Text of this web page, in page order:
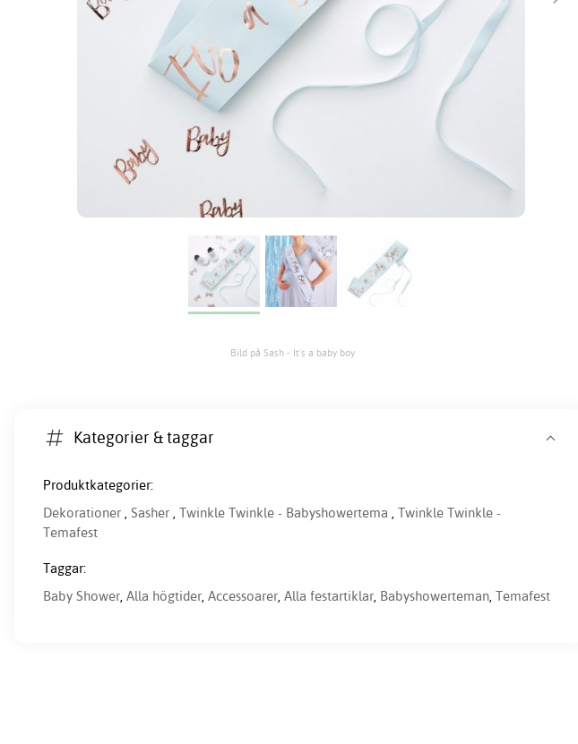
Bild på Sash - It's a baby boy
Kategorier & taggar
Produktkategorier:
Dekorationer Sasher Twinkle Twinkle - Babyshowertema
Twinkle Twinkle -
Temafest
Taggar:
Baby Shower Alla högtider Accessoarer Alla festartiklar Babyshowerteman Temafest